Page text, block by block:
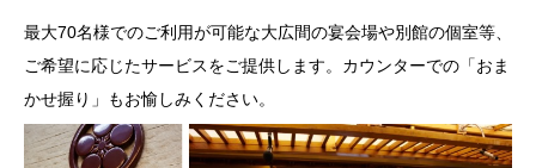
最大70名様でのご利用が可能な大広間の宴会場や別館の個室等、
ご希望に応じたサービスをご提供します。カウンターでの「おま
かせ握り」もお愉しみください。